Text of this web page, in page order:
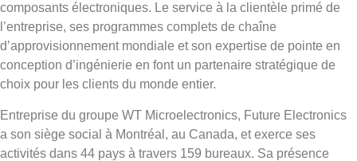
composants électroniques. Le service à la clientèle primé de
l’entreprise, ses programmes complets de chaîne
d’approvisionnement mondiale et son expertise de pointe en
conception d’ingénierie en font un partenaire stratégique de
choix pour les clients du monde entier.
Entreprise du groupe WT Microelectronics, Future Electronics
a son siège social à Montréal, au Canada, et exerce ses
activités dans 44 pays à travers 159 bureaux. Sa présence